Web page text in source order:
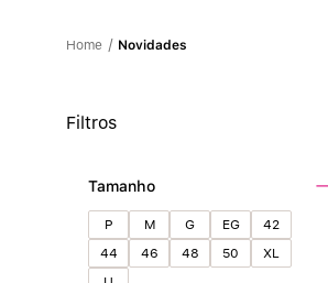
Novidades
Filtros
Tamanho
P M G EG
42
44
46 48 50
XL